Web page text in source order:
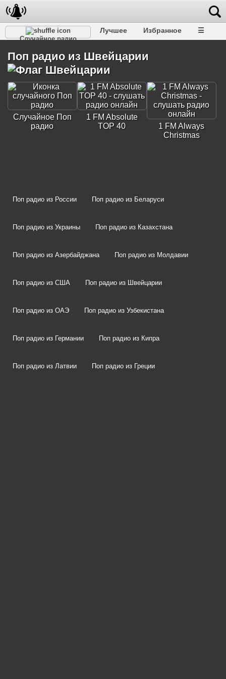
Случайное радио
Лучшее Избранное ☰
Поп радио из Швейцарии
Случайное Поп
радио
1 FM Absolute
TOP 40
1 FM Always
Christmas
Поп радио из России Поп радио из Беларуси
Поп радио из Украины Поп радио из Казахстана
Поп радио из Азербайджана Поп радио из Молдавии
Поп радио из США Поп радио из Швейцарии
Поп радио из ОАЭ Поп радио из Узбекистана
Поп радио из Германии Поп радио из Кипра
Поп радио из Латвии Поп радио из Греции